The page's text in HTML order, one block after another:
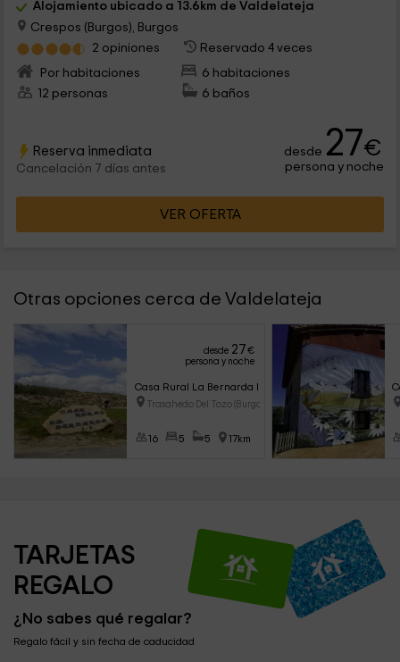
Alojamiento ubicado a 13.6km de Valdelateja
Crespos (Burgos), Burgos
2 opiniones
Reservado 4 veces
Por habitaciones
6 habitaciones
12 personas
6 baños
Reserva inmediata
Cancelación 7 días antes
desde 27€
persona y noche
VER OFERTA
Otras opciones cerca de Valdelateja
desde 27€
persona y noche
Casa Rural La Bernarda I
Trasahedo Del Tozo (Burgos)
16 5 5 17km
TARJETAS
REGALO
¿No sabes qué regalar?
Regalo fácil y sin fecha de caducidad